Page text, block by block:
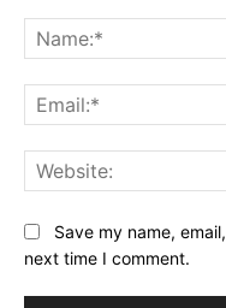
Save my name,
next time I comment.